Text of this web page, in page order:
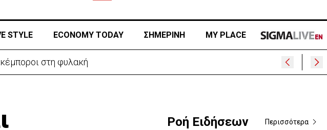
STYLE ECONOMY TODAY ΣΗΜΕΡΙΝΗ MY PLACE
τις αναμνήσεις»
Ροή Ειδήσεων Περισσότερα